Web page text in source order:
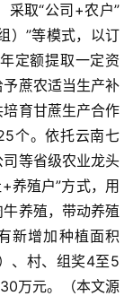
采取“公司+农户”
）”等模式，以订
定额提取一定资
蔗农适当生产补
育甘蔗生产合作
个。依托云南七
等省级农业龙头
养殖户”方式，用
养殖，带动养殖
新增加种植面积
、村、组奖4至5
万元。（本文源